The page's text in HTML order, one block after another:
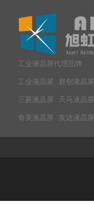
工业液晶屏代理品牌
工业液晶屏 群创液晶屏
三菱液晶屏 天马液晶屏
奇美液晶屏 友达液晶屏